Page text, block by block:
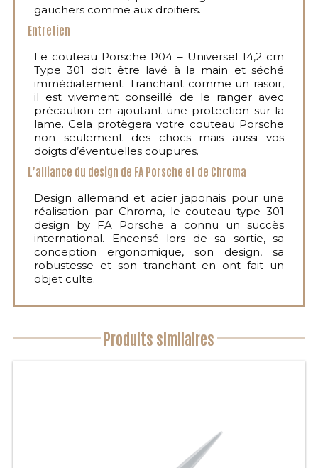
gauchers comme aux droitiers.
Entretien
Le couteau Porsche P04 – Universel 14,2 cm
Type 301 doit être lavé à la main et séché
immédiatement. Tranchant comme un rasoir,
il est vivement conseillé de le ranger avec
précaution en ajoutant une protection sur la
lame. Cela protègera votre couteau Porsche
non seulement des chocs mais aussi vos
doigts d’éventuelles coupures.
L’alliance du design de FA Porsche et de Chroma
Design allemand et acier japonais pour une
réalisation par Chroma, le couteau type 301
design by FA Porsche a connu un succès
international. Encensé lors de sa sortie, sa
conception ergonomique, son design, sa
robustesse et son tranchant en ont fait un
objet culte.
Produits similaires